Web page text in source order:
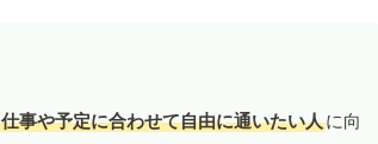
仕事や予定に合わせて自由に通いたい人に向